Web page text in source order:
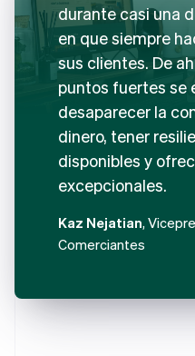
durante casi una
en que siempre
sus clientes. De
puntos fuertes se
desaparecer la
dinero, tener
disponibles y
excepcionales.
Kaz Nejatian,
Comerciantes